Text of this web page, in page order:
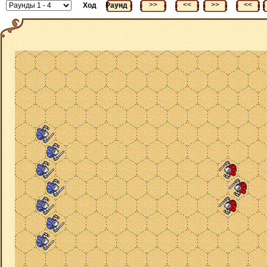
<< >> <<
Ход >> <<
Раунд